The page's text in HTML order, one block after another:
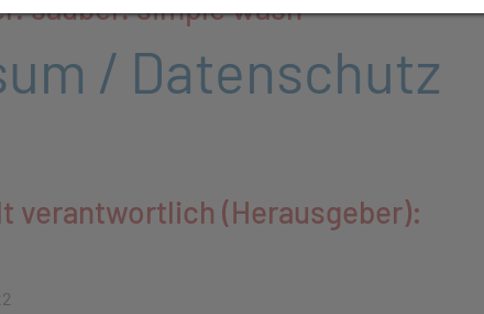
sauber. simple wash
/ Datenschutz
verantwortlich (Herausgeber):